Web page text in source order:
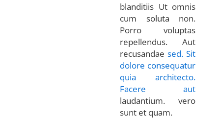
blanditiis Ut omnis
cum soluta non.
Porro voluptas
repellendus. Aut
recusandaesed. Sit
dolore consequatur
quia architecto.
Facere aut
laudantium. vero
sunt et quam.